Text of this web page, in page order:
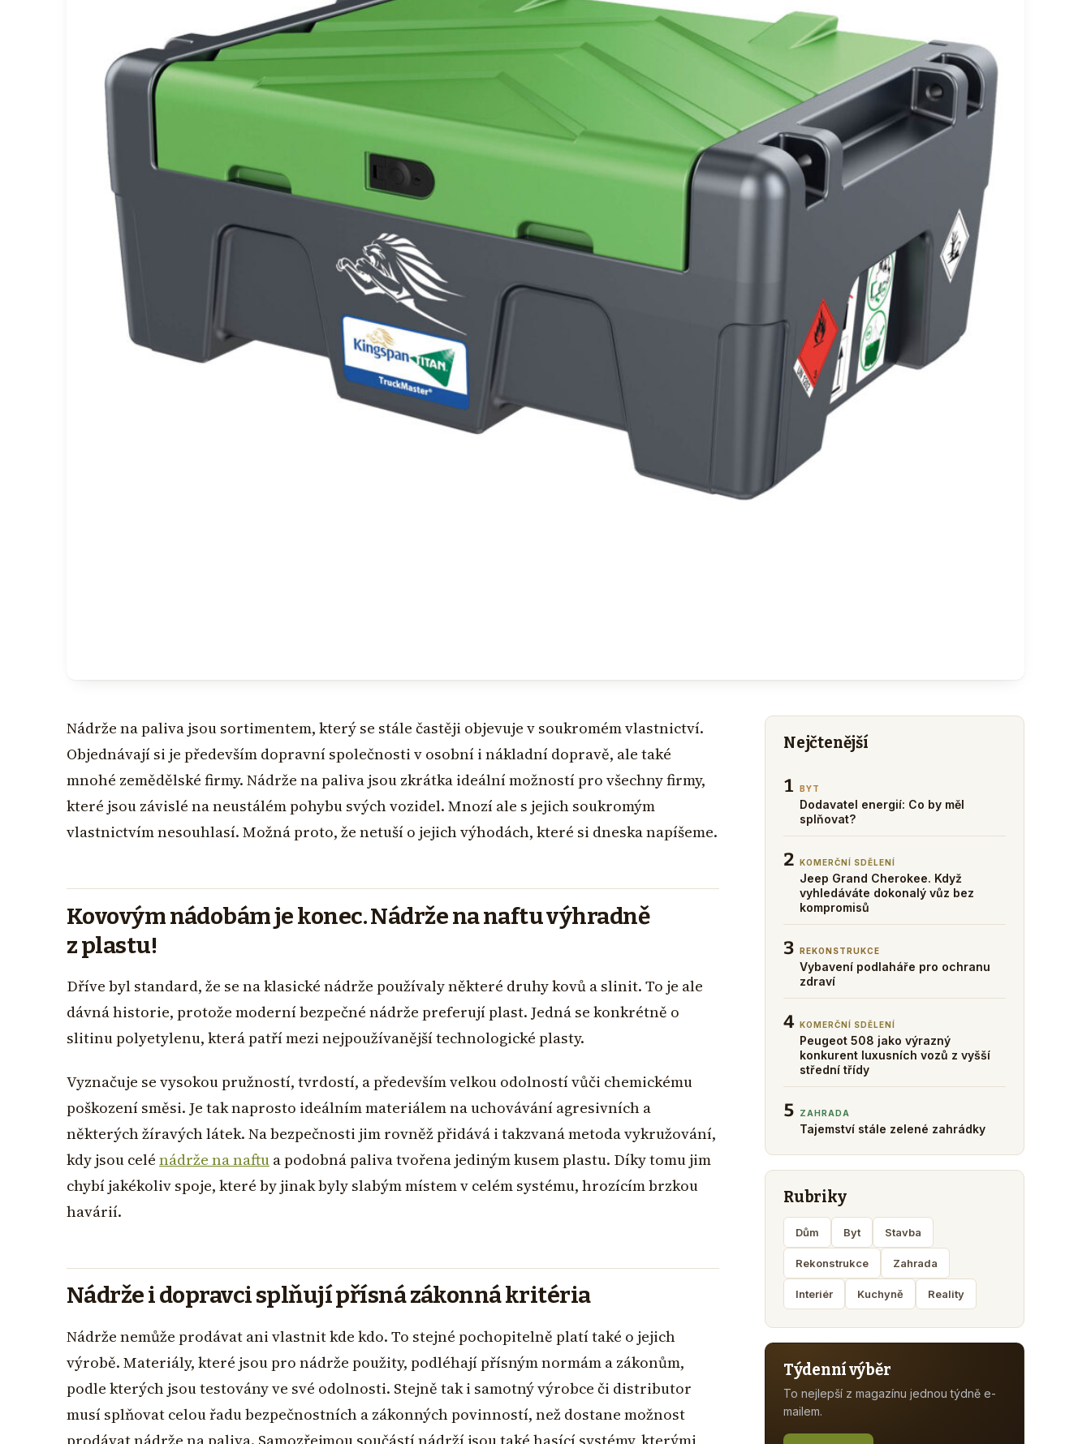
Nádrže na paliva jsou sortimentem, který se stále častěji objevuje v soukromém vlastnictví.
Objednávají si je především dopravní společnosti v osobní i nákladní dopravě, ale také
mnohé zemědělské firmy. Nádrže na paliva jsou zkrátka ideální možností pro všechny firmy,
které jsou závislé na neustálém pohybu svých vozidel. Mnozí ale s jejich soukromým
vlastnictvím nesouhlasí. Možná proto, že netuší o jejich výhodách, které si dneska napíšeme.
Kovovým nádobám je konec. Nádrže na naftu výhradně
z plastu!
Dříve byl standard, že se na klasické nádrže používaly některé druhy kovů a slinit. To je ale
dávná historie, protože moderní bezpečné nádrže preferují plast. Jedná se konkrétně o
slitinu polyetylenu, která patří mezi nejpoužívanější technologické plasty.
Vyznačuje se vysokou pružností, tvrdostí, a především velkou odolností vůči chemickému
poškození směsi. Je tak naprosto ideálním materiálem na uchovávání agresivních a
některých žíravých látek. Na bezpečnosti jim rovněž přidává i takzvaná metoda vykružování,
kdy jsou celé nádrže na naftu a podobná paliva tvořena jediným kusem plastu. Díky tomu jim
chybí jakékoliv spoje, které by jinak byly slabým místem v celém systému, hrozícím brzkou
havárií.
Nádrže i dopravci splňují přísná zákonná kritéria
Nádrže nemůže prodávat ani vlastnit kde kdo. To stejné pochopitelně platí také o jejich
výrobě. Materiály, které jsou pro nádrže použity, podléhají přísným normám a zákonům,
podle kterých jsou testovány ve své odolnosti. Stejně tak i samotný výrobce či distributor
musí splňovat celou řadu bezpečnostních a zákonných povinností, než dostane možnost
Nejčtenější
1 BYT
Dodavatel energií: Co by měl
splňovat?
2 KOMERČNÍ SDĚLENÍ
Jeep Grand Cherokee. Když
vyhledáváte dokonalý vůz bez
kompromisů
3 REKONSTRUKCE
Vybavení podlaháře pro ochranu
zdraví
4 KOMERČNÍ SDĚLENÍ
Peugeot 508 jako výrazný
konkurent luxusních vozů z vyšší
střední třídy
5 ZAHRADA
Tajemství stále zelené zahrádky
Rubriky
Dům Byt Stavba
Rekonstrukce Zahrada
Interiér Kuchyně Reality
Týdenní výběr
To nejlepší z magazínu jednou týdně e-
mailem.